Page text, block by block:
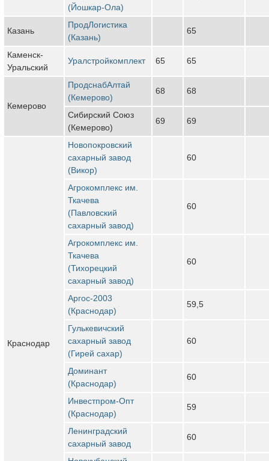
(Йошкар-Ола)
Казань
ПродЛогистика
(Казань)
65
Каменск-
Уральский
Уралстройкомплект 65 65
Кемерово
ПродснабАлтай
(Кемерово)
68 68
Сибирский Союз
(Кемерово)
69 69
Краснодар
Новопокровский
сахарный завод
(Викор)
60
Агрокомплекс им.
Ткачева
(Павловский
сахарный завод)
60
Агрокомплекс им.
Ткачева
(Тихорецкий
сахарный завод)
60
Аргос-2003
(Краснодар)
59,5
Гулькевичский
сахарный завод
(Гирей сахар)
60
Доминант
(Краснодар)
60
Инвестпром-Опт
(Краснодар)
59
Ленинградский
сахарный завод
60